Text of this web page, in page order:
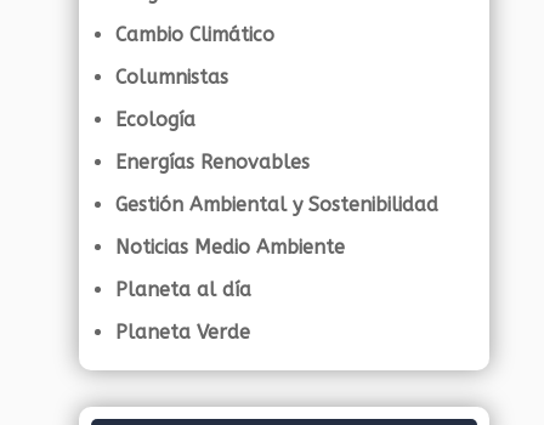
Cambio Climático
Columnistas
Ecología
Energías Renovables
Gestión Ambiental y Sostenibilidad
Noticias Medio Ambiente
Planeta al día
Planeta Verde